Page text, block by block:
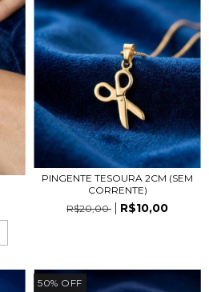
PINGENTE TESOURA 2CM (SEM
CORRENTE)
R$20,00
R$10,00
50% OFF